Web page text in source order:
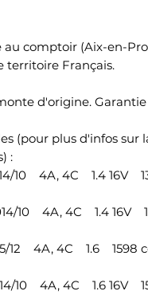
comptoir (Aix-en-
territoire Français.
d'origine. Garantie
(pour plus d'infos sur
:
10 4A, 4C 1.4 16V
10 4A, 4C 1.4 16V
12 4A, 4C 1.6 1598
10 4A, 4C 1.6 16V